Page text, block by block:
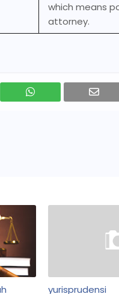
which means
attorney.
yurisprudensi